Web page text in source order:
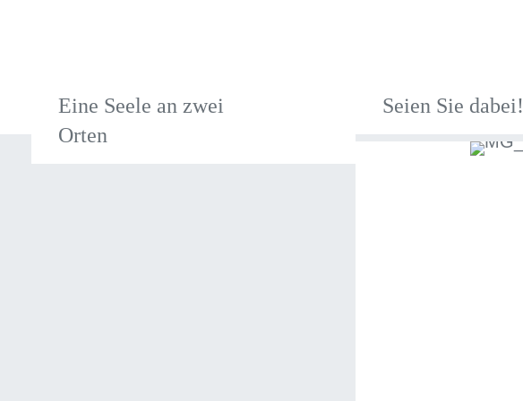
Eine Seele an zwei
Orten
Seien Sie dabei!